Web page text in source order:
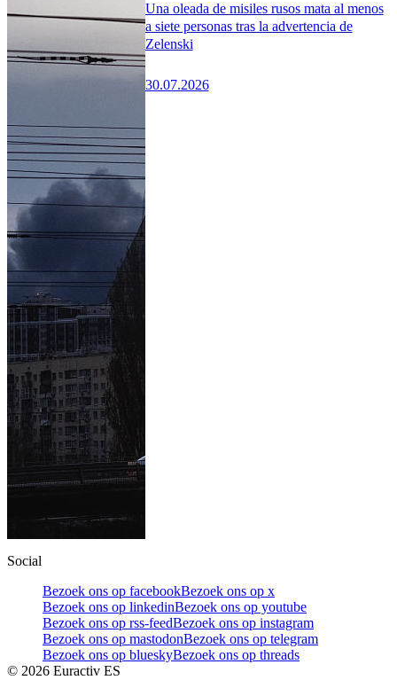
Una oleada de misiles rusos mata al menos
a siete personas tras la advertencia de
Zelenski
30.07.2026
Social
Bezoek ons op facebookBezoek ons op x
Bezoek ons op linkedinBezoek ons op youtube
Bezoek ons op rss-feedBezoek ons op instagram
Bezoek ons op mastodonBezoek ons op telegram
Bezoek ons op blueskyBezoek ons op threads
© 2026 Euractiv ES